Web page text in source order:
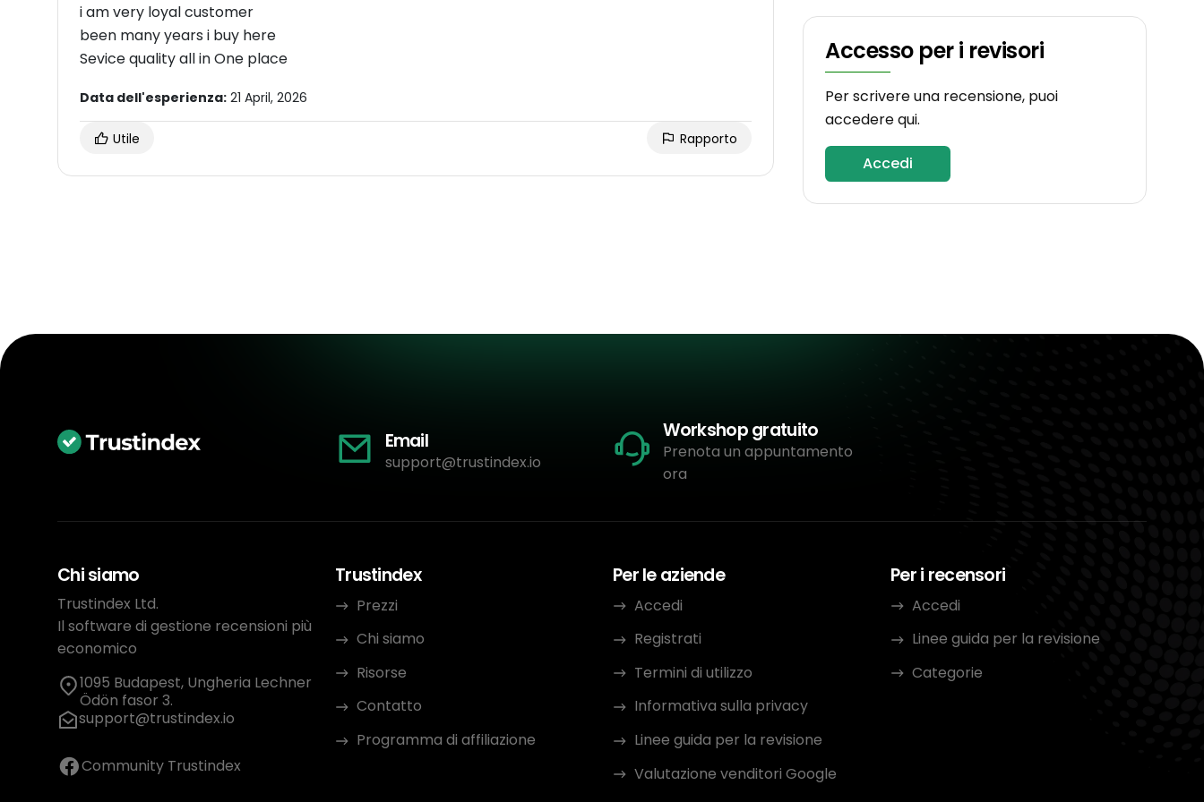
i am very loyal customer
been many years i buy here
Sevice quality all in One place
Data dell'esperienza: 21 April, 2026
Utile Rapporto
Accesso per i revisori
Per scrivere una recensione, puoi
accedere qui.
Accedi
Email
support@trustindex.io
Workshop gratuito
Prenota un appuntamento
ora
Chi siamo
Trustindex Ltd.
Il software di gestione recensioni più
economico
1095 Budapest, Ungheria Lechner
Ödön fasor 3.
support@trustindex.io
Community Trustindex
Trustindex
Prezzi
Chi siamo
Risorse
Contatto
Programma di affiliazione
Per le aziende
Accedi
Registrati
Termini di utilizzo
Informativa sulla privacy
Linee guida per la revisione
Valutazione venditori Google
Per i recensori
Accedi
Linee guida per la revisione
Categorie